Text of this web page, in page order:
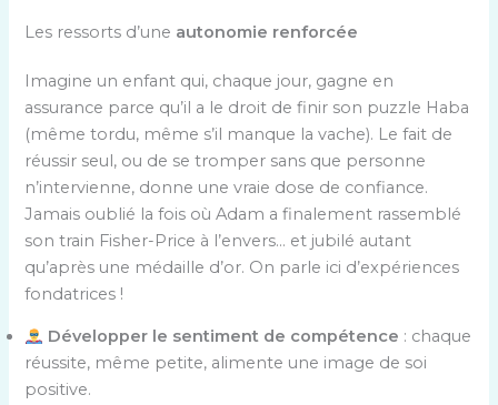
Les ressorts d’une autonomie renforcée
Imagine un enfant qui, chaque jour, gagne en
assurance parce qu’il a le droit de finir son puzzle Haba
(même tordu, même s’il manque la vache). Le fait de
réussir seul, ou de se tromper sans que personne
n’intervienne, donne une vraie dose de confiance.
Jamais oublié la fois où Adam a finalement rassemblé
son train Fisher-Price à l’envers… et jubilé autant
qu’après une médaille d’or. On parle ici d’expériences
fondatrices !
Développer le sentiment de compétence : chaque
réussite, même petite, alimente une image de soi
positive.